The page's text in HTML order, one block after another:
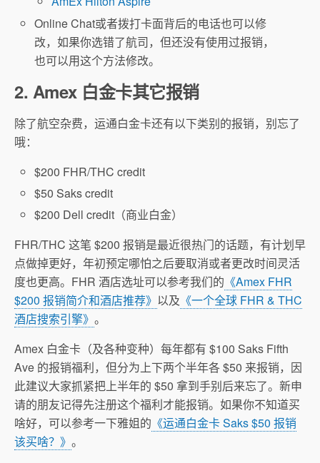
Online Chat或者拨打卡面背后的电话也可以修
改，如果你选错了航司，但还没有使用过报销，
也可以用这个方法修改。
2. Amex 白金卡其它报销
除了航空杂费，运通白金卡还有以下类别的报销，别忘了
哦：
$200 FHR/THC credit
$50 Saks credit
$200 Dell credit（商业白金）
FHR/THC 这笔 $200 报销是最近很热门的话题，有计划早
点做掉更好，年初预定哪怕之后要取消或者更改时间灵活
度也更高。FHR 酒店选址可以参考我们的 《Amex FHR
$200 报销简介和酒店推荐》 以及 《一个全球 FHR & THC
酒店搜索引擎》 。
Amex 白金卡（及各种变种）每年都有 $100 Saks Fifth
Ave 的报销福利，但分为上下两个半年各 $50 来报销，因
此建议大家抓紧把上半年的 $50 拿到手别后来忘了。新申
请的朋友记得先注册这个福利才能报销。如果你不知道买
啥好，可以参考一下雅姐的 《运通白金卡 Saks $50 报销
该买啥？》 。